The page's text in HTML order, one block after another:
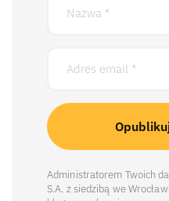
Administratorem Twoich
S.A. z siedzibą we